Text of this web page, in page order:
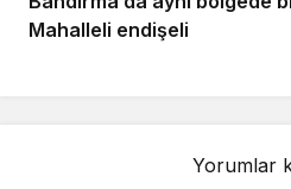
Mahalleli endişeli
Yorumlar